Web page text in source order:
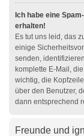
Ich habe eine
erhalten!
Es tut uns leid, das
einige
senden,
komplette E-Mail,
wichtig, die
über den Benutzer,
dann entsprechend
Freunde und